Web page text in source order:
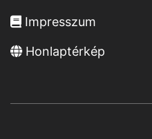
Impresszum
Honlaptérkép